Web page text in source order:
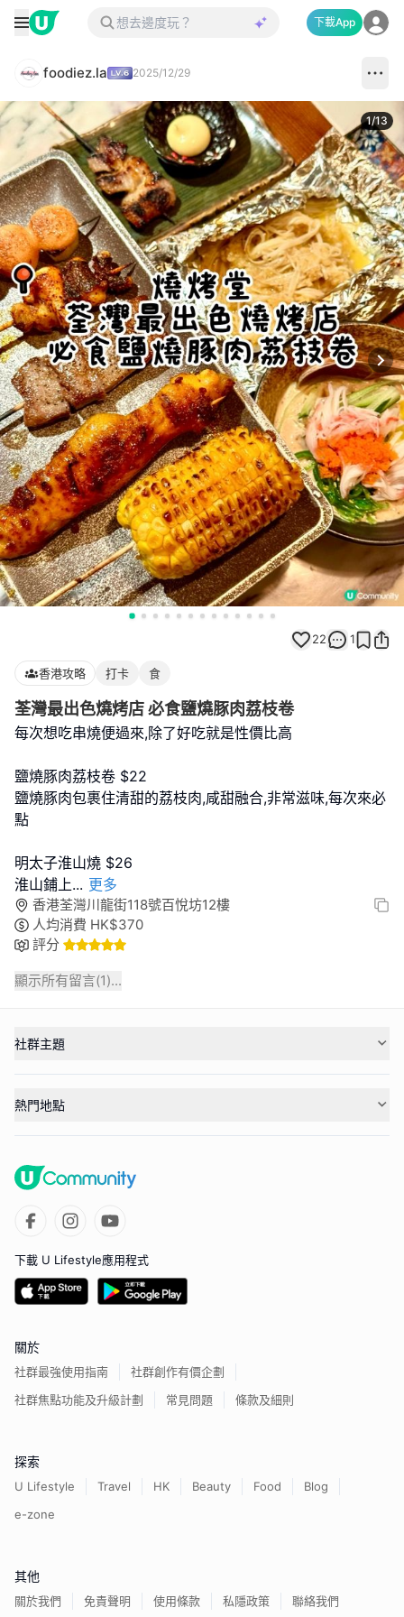
下載App
foodiez.la 2025/12/29
1/13
22 1
香港攻略 打卡 食
荃灣最出色燒烤店 必食鹽燒豚肉荔枝卷
每次想吃串燒便過來,除了好吃就是性價比高
鹽燒豚肉荔枝卷 $22
鹽燒豚肉包裹住清甜的荔枝肉,咸甜融合,非常滋味,每次來必
點
明太子淮山燒 $26
淮山鋪上... 更多
香港荃灣川龍街118號百悅坊12樓
人均消費 HK$370
評分
顯示所有留言(1)...
社群主題
熱門地點
下載 U Lifestyle應用程式
關於
社群最強使用指南
社群創作有價企劃
社群焦點功能及升級計劃
常見問題 條款及細則
探索
U Lifestyle Travel HK Beauty Food
Blog
e-zone
其他
關於我們 免責聲明 使用條款 私隱政策 聯絡我們